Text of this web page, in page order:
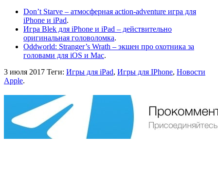
Don’t Starve – атмосферная action-adventure игра для
iPhone и iPad.
Игра Blek для iPhone и iPad – действительно
оригинальная головоломка.
Oddworld: Stranger’s Wrath – экшен про охотника за
головами для iOS и Mac.
3 июля 2017 Теги: Игры для iPad, Игры для IPhone, Новости
Apple.